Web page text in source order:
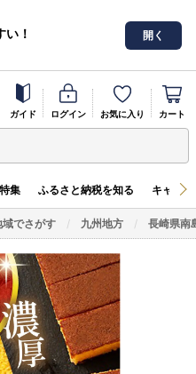
！
開く
ガイド ログイン お気に入り カート
特集 ふるさと納税を知る キャン
域でさがす 九州地方 長崎県南